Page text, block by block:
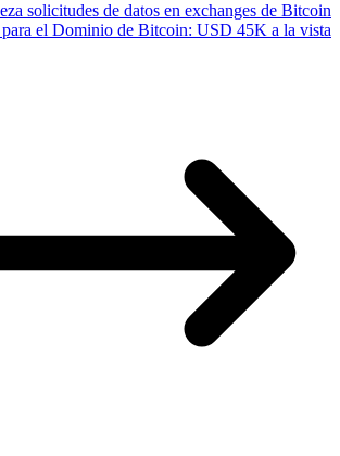
solicitudes de datos en exchanges de Bitcoin
el Dominio de Bitcoin: USD 45K a la vista